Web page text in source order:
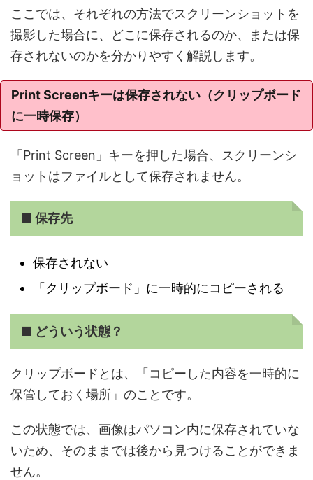
ここでは、それぞれの方法でスクリーンショットを
撮影した場合に、どこに保存されるのか、または保
存されないのかを分かりやすく解説します。
Print Screenキーは保存されない（クリップボード
に一時保存）
「Print Screen」キーを押した場合、スクリーンシ
ョットはファイルとして保存されません。
■ 保存先
保存されない
「クリップボード」に一時的にコピーされる
■ どういう状態？
クリップボードとは、「コピーした内容を一時的に
保管しておく場所」のことです。
この状態では、画像はパソコン内に保存されていな
いため、そのままでは後から見つけることができま
せん。